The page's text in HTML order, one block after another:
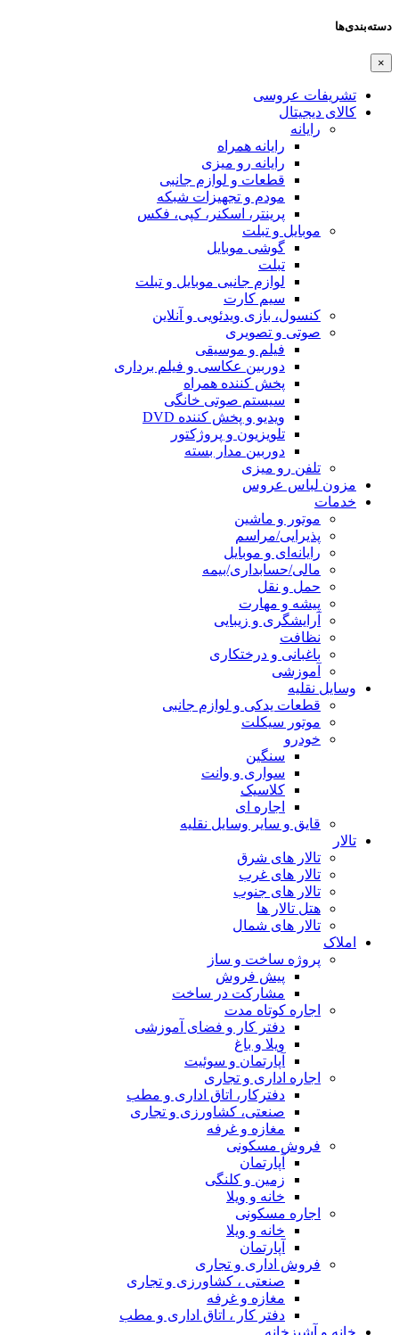
دسته‌بندی‌ها
×
تشریفات عروسی
کالای دیجیتال
رایانه
رایانه همراه
رایانه رو میزی
قطعات و لوازم جانبی
مودم و تجهیزات شبکه
پرینتر، اسکنر، کپی، فکس
موبایل و تبلت
گوشی موبایل
تبلت
لوازم جانبی موبایل و تبلت
سیم کارت
کنسول، بازی‌ ویدئویی و آنلاین
صوتی و تصویری
فیلم و موسیقی
دوربین عکاسی و فیلم برداری
پخش کننده همراه
سیستم صوتی خانگی
ویدیو و پخش کننده DVD
تلویزیون و پروژکتور
دوربین مدار بسته
تلفن رو میزی
مزون لباس عروس
خدمات
موتور و ماشین
پذیرایی/مراسم
رایانه‌ای و موبایل
مالی/حسابداری/بیمه
حمل و نقل
پیشه و مهارت
آرایشگری و زیبایی
نظافت
باغبانی و درختکاری
آموزشی
وسایل نقلیه
قطعات یدکی و لوازم جانبی
موتور سیکلت
خودرو
سنگین
سواری و وانت
کلاسیک
اجاره ای
قایق و سایر وسایل نقلیه
تالار
تالار های شرق
تالار های غرب
تالار های جنوب
هتل تالار ها
تالار های شمال
املاک
پروژه ساخت و ساز
پیش فروش
مشارکت در ساخت
اجاره کوتاه مدت
دفتر کار و فضای آموزشی
ویلا و باغ
آپارتمان و سوئیت
اجاره اداری و تجاری
دفترکار، اتاق اداری و مطب
صنعتی، کشاورزی و تجاری
مغازه و غرفه
فروش مسکونی
آپارتمان
زمین و کلنگی
خانه و ویلا
اجاره مسکونی
خانه و ویلا
آپارتمان
فروش اداری و تجاری
صنعتی ، کشاورزی و تجاری
مغازه و غرفه
دفتر کار ، اتاق اداری و مطب